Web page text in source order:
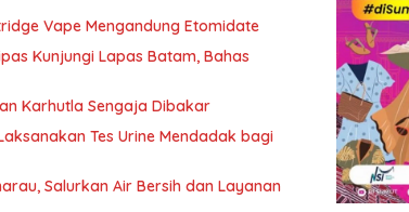
Vape Mengandung Etomidate
Kunjungi Lapas Batam, Bahas
Karhutla Sengaja Dibakar
Tes Urine Mendadak bagi
Salurkan Air Bersih dan Layanan